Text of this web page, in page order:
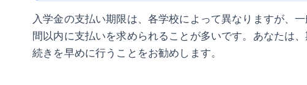
入学金の支払い期限は、各学校によって異なりますが、
間以内に支払いを求められることが多いです。あなたは
続きを早めに行うことをお勧めします。